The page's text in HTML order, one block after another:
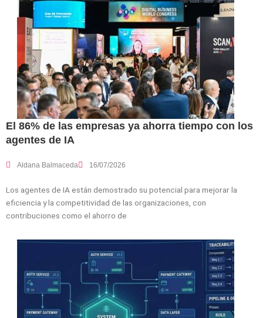
El 86% de las empresas ya ahorra tiempo con los
agentes de IA
Aldana Balmaceda 16/07/2026
Los agentes de IA están demostrado su potencial para mejorar la
eficiencia y la competitividad de las organizaciones, con
contribuciones como el ahorro de